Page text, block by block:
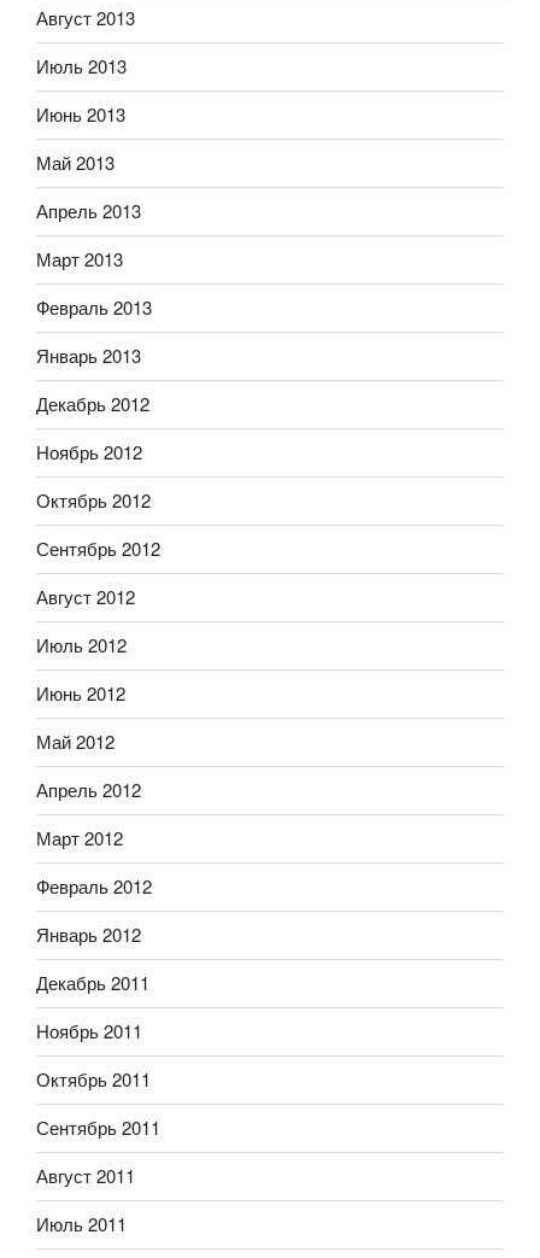
Август 2013
Июль 2013
Июнь 2013
Май 2013
Апрель 2013
Март 2013
Февраль 2013
Январь 2013
Декабрь 2012
Ноябрь 2012
Октябрь 2012
Сентябрь 2012
Август 2012
Июль 2012
Июнь 2012
Май 2012
Апрель 2012
Март 2012
Февраль 2012
Январь 2012
Декабрь 2011
Ноябрь 2011
Октябрь 2011
Сентябрь 2011
Август 2011
Июль 2011